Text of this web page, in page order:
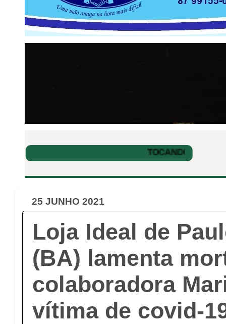
25 JUNHO 2021
Loja Ideal de
(BA) lamenta
colaboradora
vítima de covid-